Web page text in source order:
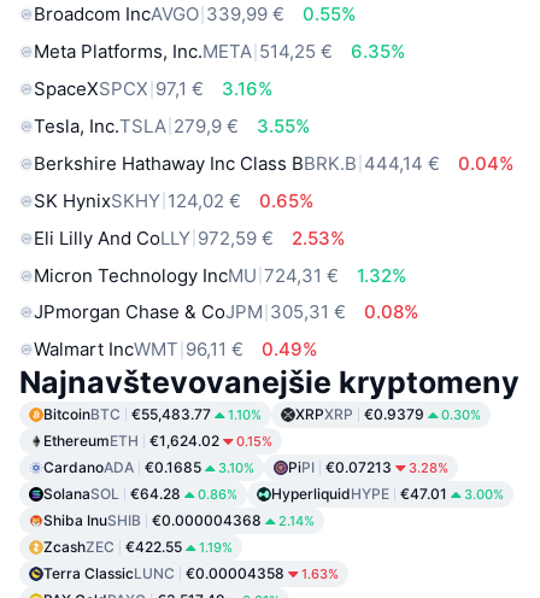
Broadcom IncAVGO 339,99 €
0.55%
Meta Platforms, Inc.META 514,25 €
6.35%
SpaceXSPCX 97,1 €
3.16%
Tesla, Inc.TSLA 279,9 €
3.55%
Berkshire Hathaway Inc Class BBRK.B 444,14 €
0.04%
SK HynixSKHY 124,02 €
0.65%
Eli Lilly And CoLLY 972,59 €
2.53%
Micron Technology IncMU 724,31 €
1.32%
JPmorgan Chase & CoJPM 305,31 €
0.08%
Walmart IncWMT 96,11 € 0.49%
Najnavštevovanejšie kryptomeny
BitcoinBTC €55,483.77 1.10% XRPXRP €0.9379 0.30%
EthereumETH €1,624.02 0.15%
CardanoADA €0.1685 3.10% PiPI €0.07213 3.28%
SolanaSOL €64.28 0.86% HyperliquidHYPE €47.01 3.00%
Shiba InuSHIB €0.000004368 2.14%
ZcashZEC €422.55 1.19%
Terra ClassicLUNC €0.00004358 1.63%